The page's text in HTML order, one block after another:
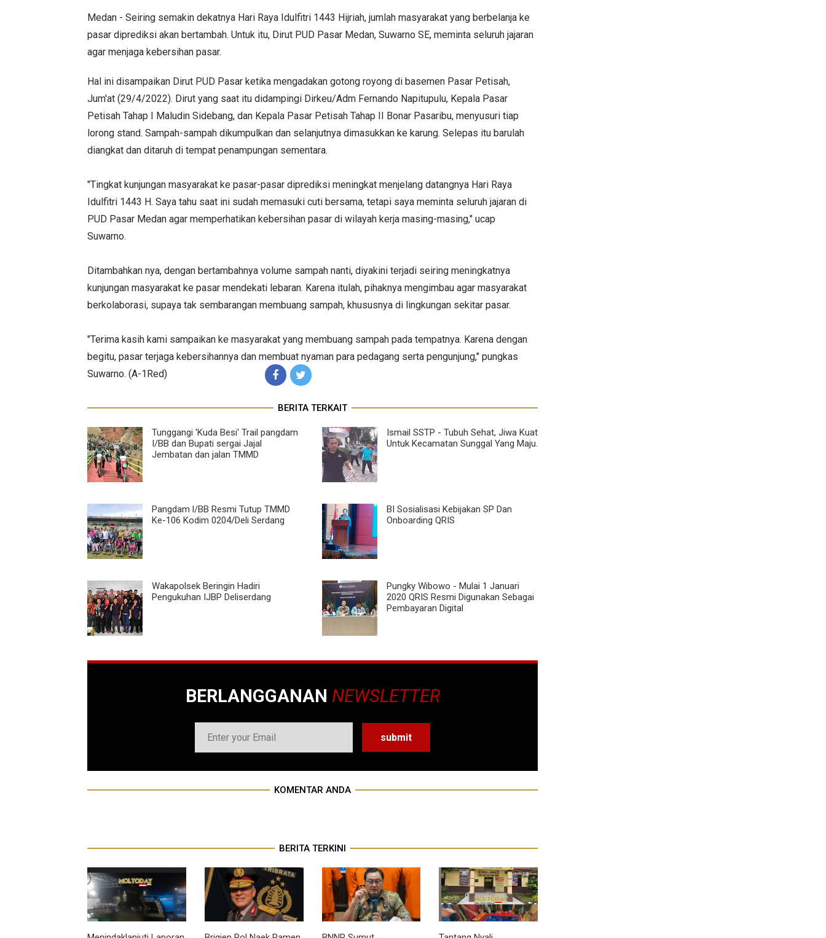
Medan - Seiring semakin dekatnya Hari Raya Idulfitri 1443 Hijriah, jumlah masyarakat yang berbelanja ke
pasar diprediksi akan bertambah. Untuk itu, Dirut PUD Pasar Medan, Suwarno SE, meminta seluruh jajaran
agar menjaga kebersihan pasar.
Hal ini disampaikan Dirut PUD Pasar ketika mengadakan gotong royong di basemen Pasar Petisah,
Jum'at (29/4/2022). Dirut yang saat itu didampingi Dirkeu/Adm Fernando Napitupulu, Kepala Pasar
Petisah Tahap I Maludin Sidebang, dan Kepala Pasar Petisah Tahap II Bonar Pasaribu, menyusuri tiap
lorong stand. Sampah-sampah dikumpulkan dan selanjutnya dimasukkan ke karung. Selepas itu barulah
diangkat dan ditaruh di tempat penampungan sementara.
"Tingkat kunjungan masyarakat ke pasar-pasar diprediksi meningkat menjelang datangnya Hari Raya
Idulfitri 1443 H. Saya tahu saat ini sudah memasuki cuti bersama, tetapi saya meminta seluruh jajaran di
PUD Pasar Medan agar memperhatikan kebersihan pasar di wilayah kerja masing-masing," ucap
Suwarno.
Ditambahkan nya, dengan bertambahnya volume sampah nanti, diyakini terjadi seiring meningkatnya
kunjungan masyarakat ke pasar mendekati lebaran. Karena itulah, pihaknya mengimbau agar masyarakat
berkolaborasi, supaya tak sembarangan membuang sampah, khususnya di lingkungan sekitar pasar.
"Terima kasih kami sampaikan ke masyarakat yang membuang sampah pada tempatnya. Karena dengan
begitu, pasar terjaga kebersihannya dan membuat nyaman para pedagang serta pengunjung," pungkas
Suwarno. (A-1Red)
BERITA TERKAIT
Tunggangi 'Kuda Besi' Trail pangdam
I/BB dan Bupati sergai Jajal
Jembatan dan jalan TMMD
Ismail SSTP - Tubuh Sehat, Jiwa Kuat
Untuk Kecamatan Sunggal Yang Maju.
Pangdam l/BB Resmi Tutup TMMD
Ke-106 Kodim 0204/Deli Serdang
BI Sosialisasi Kebijakan SP Dan
Onboarding QRIS
Wakapolsek Beringin Hadiri
Pengukuhan IJBP Deliserdang
Pungky Wibowo - Mulai 1 Januari
2020 QRIS Resmi Digunakan Sebagai
Pembayaran Digital
BERLANGGANAN NEWSLETTER
KOMENTAR ANDA
BERITA TERKINI